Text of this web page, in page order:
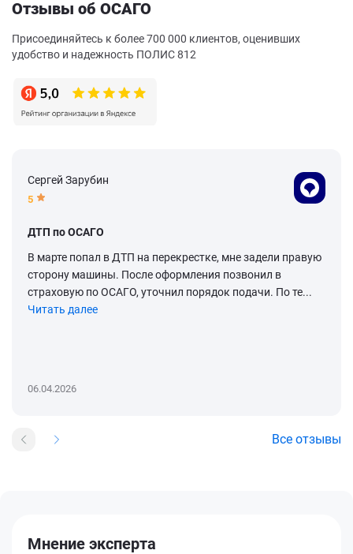
Отзывы об ОСАГО
Присоединяйтесь к более 700 000 клиентов, оценивших
удобство и надежность ПОЛИС 812
Сергей Зарубин
5
ДТП по ОСАГО
В марте попал в ДТП на перекрестке, мне задели правую
сторону машины. После оформления позвонил в
страховую по ОСАГО, уточнил порядок подачи. По те...
Читать далее
06.04.2026
Все отзывы
Мнение эксперта